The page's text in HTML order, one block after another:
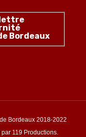
lettre
Bordeaux
Bordeaux 2018-2022
119 Productions.